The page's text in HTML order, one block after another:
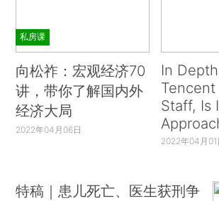
私房课
向松祚：宏观经济70
讲，带你了解国内外
经济大局
2022年04月06日
In
Staff, Is
2022年04月01
特稿｜患儿死亡、医生获刑争